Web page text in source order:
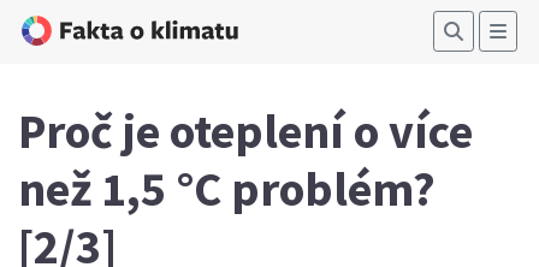
Proč je oteplení o více
než 1,5 °C problém?
[2/3]